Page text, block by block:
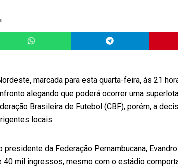
marcada para esta quarta-feira, às 21
alegando que poderá ocorrer uma
Brasileira de Futebol (CBF), porém, a
locais.
da Federação Pernambucana,
mil ingressos, mesmo com o estádio